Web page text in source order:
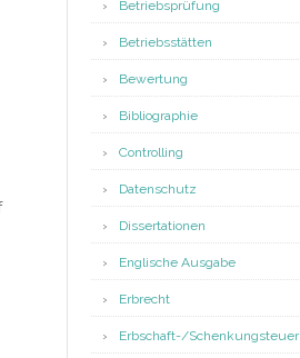
Betriebsprüfung
Betriebsstätten
Bewertung
Bibliographie
Controlling
Datenschutz
Dissertationen
Englische Ausgabe
Erbrecht
Erbschaft-/Schenkungsteuer